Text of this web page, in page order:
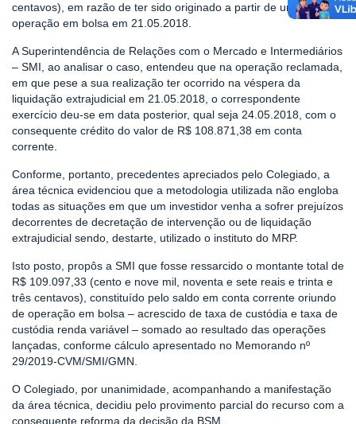
centavos), em razão de ter sido originado a partir de uma
operação em bolsa em 21.05.2018.
A Superintendência de Relações com o Mercado e Intermediários
– SMI, ao analisar o caso, entendeu que na operação reclamada,
em que pese a sua realização ter ocorrido na véspera da
liquidação extrajudicial em 21.05.2018, o correspondente
exercício deu-se em data posterior, qual seja 24.05.2018, com o
consequente crédito do valor de R$ 108.871,38 em conta
corrente.
Conforme, portanto, precedentes apreciados pelo Colegiado, a
área técnica evidenciou que a metodologia utilizada não engloba
todas as situações em que um investidor venha a sofrer prejuízos
decorrentes de decretação de intervenção ou de liquidação
extrajudicial sendo, destarte, utilizado o instituto do MRP.
Isto posto, propôs a SMI que fosse ressarcido o montante total de
R$ 109.097,33 (cento e nove mil, noventa e sete reais e trinta e
três centavos), constituído pelo saldo em conta corrente oriundo
de operação em bolsa – acrescido de taxa de custódia e taxa de
custódia renda variável – somado ao resultado das operações
lançadas, conforme cálculo apresentado no Memorando nº
29/2019-CVM/SMI/GMN.
O Colegiado, por unanimidade, acompanhando a manifestação
da área técnica, decidiu pelo provimento parcial do recurso com a
consequente reforma da decisão da BSM.